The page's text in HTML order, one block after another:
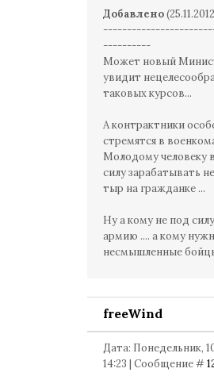
Добавлено
----------
Может новый
увидит
таковых курсов...
А контрактники
стремятся в
Молодому человеку
силу зарабатывать
тыр на гражданке ...
Ну а кому не под
армию .... а кому
несмышленные
freeWind
Дата: Понедельник,
14:23 | Сообщение #